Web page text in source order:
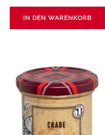
IN DEN WARENKORB